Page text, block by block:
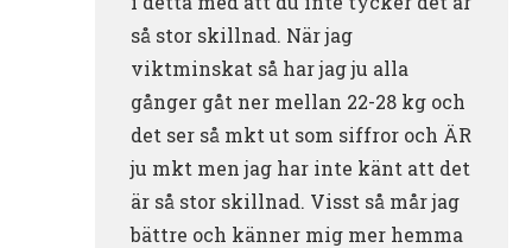
så stor skillnad. När jag
viktminskat så har jag ju alla
gånger gåt ner mellan 22-28 kg och
det ser så mkt ut som siffror och ÄR
ju mkt men jag har inte känt att det
är så stor skillnad. Visst så mår jag
bättre och känner mig mer hemma